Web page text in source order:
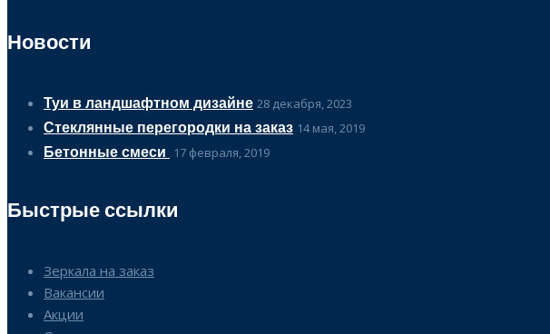
Новости
Туи в ландшафтном дизайне 28 декабря, 2023
Стеклянные перегородки на заказ 14 мая, 2019
Бетонные смеси 17 февраля, 2019
Быстрые ссылки
Зеркала на заказ
Вакансии
Акции